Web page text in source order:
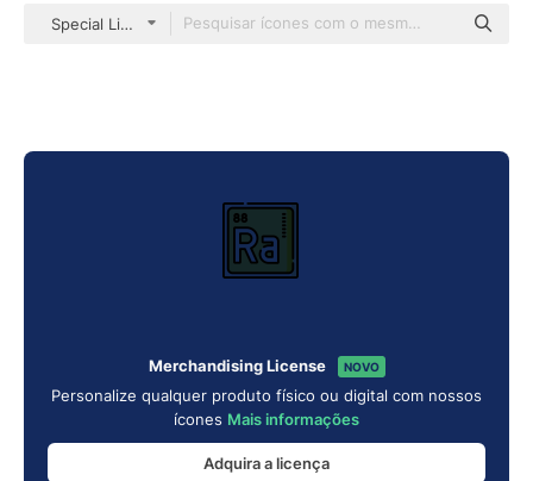
Special Lineal color
Merchandising License NOVO
Personalize qualquer produto físico ou digital com nossos
ícones Mais informações
Adquira a licença